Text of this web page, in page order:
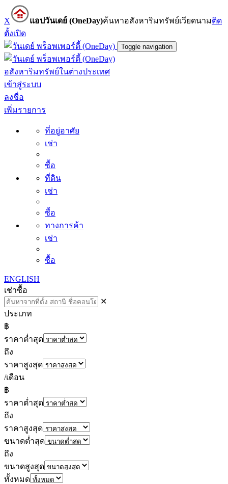
X แอปวันเดย์ (OneDay)ค้นหาอสังหาริมทรัพย์เวียดนามติด
ตั้งเปิด
Toggle navigation
อสังหาริมทรัพย์ในต่างประเทศ
เข้าสู่ระบบ
ลงชื่อ
เพิ่มรายการ
ที่อยู่อาศัย
เช่า
ซื้อ
ที่ดิน
เช่า
ซื้อ
ทางการค้า
เช่า
ซื้อ
ENGLISH
เช่าซื้อ
✕
ประเภท
฿
ราคาต่ำสุด
ถึง
ราคาสูงสุด
/เดือน
฿
ราคาต่ำสุด
ถึง
ราคาสูงสุด
ขนาดต่ำสุด
ถึง
ขนาดสูงสุด
ทั้งหมด